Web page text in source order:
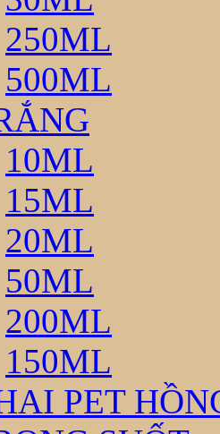
250ML
500ML
10ML
15ML
20ML
50ML
200ML
150ML
PET